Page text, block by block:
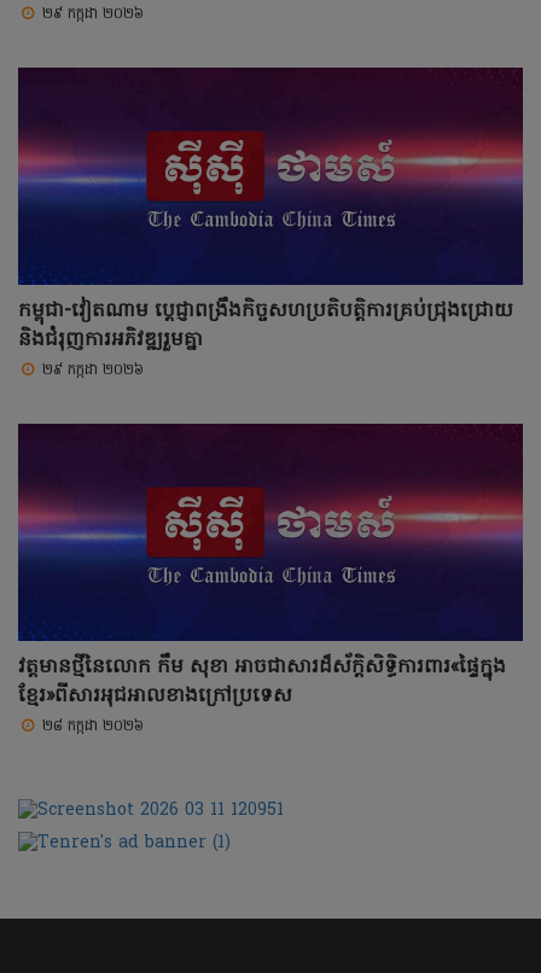
២៩ កក្កដា ២០២៦
កម្ពុជា-វៀតណាម ប្តេជ្ញាពង្រឹងកិច្ចសហប្រតិបត្តិការគ្រប់ជ្រុងជ្រោយ
និងជំរុញការអភិវឌ្ឍរួមគ្នា
២៩ កក្កដា ២០២៦
វត្តមានថ្មីនៃលោក កឹម សុខា អាចជាសារដ៏ស័ក្តិសិទ្ធិការពារ«ផ្ទៃក្នុង
ខ្មែរ»ពីសារអុជអាលខាងក្រៅប្រទេស
២៨ កក្កដា ២០២៦